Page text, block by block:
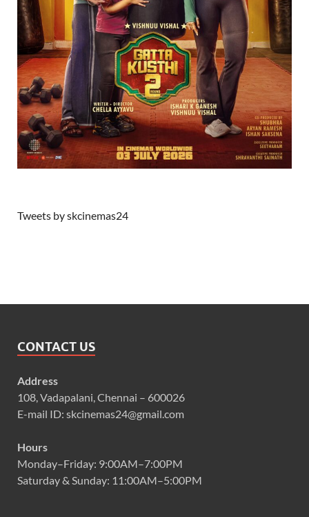
Tweets by skcinemas24
CONTACT US
Address
108, Vadapalani, Chennai – 600026
E-mail ID: skcinemas24@gmail.com
Hours
Monday–Friday: 9:00AM–7:00PM
Saturday & Sunday: 11:00AM–5:00PM